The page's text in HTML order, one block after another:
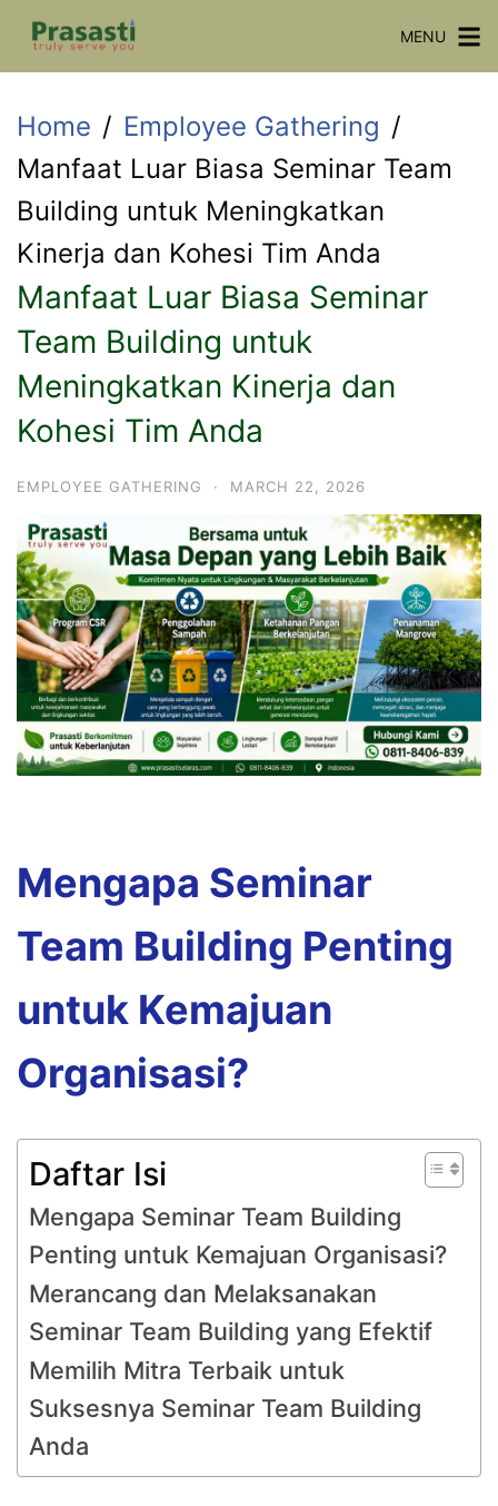
Skip
MENU
Home
Employee Gathering
Manfaat Luar Biasa Seminar Team
Building untuk Meningkatkan
Kinerja dan Kohesi Tim Anda
Manfaat Luar Biasa Seminar
Team Building untuk
Meningkatkan Kinerja dan
Kohesi Tim Anda
EMPLOYEE GATHERING · MARCH 22, 2026
Mengapa Seminar
Team Building Penting
untuk Kemajuan
Organisasi?
Daftar Isi
Mengapa Seminar Team Building
Penting untuk Kemajuan Organisasi?
Merancang dan Melaksanakan
Seminar Team Building yang Efektif
Memilih Mitra Terbaik untuk
Suksesnya Seminar Team Building
Anda